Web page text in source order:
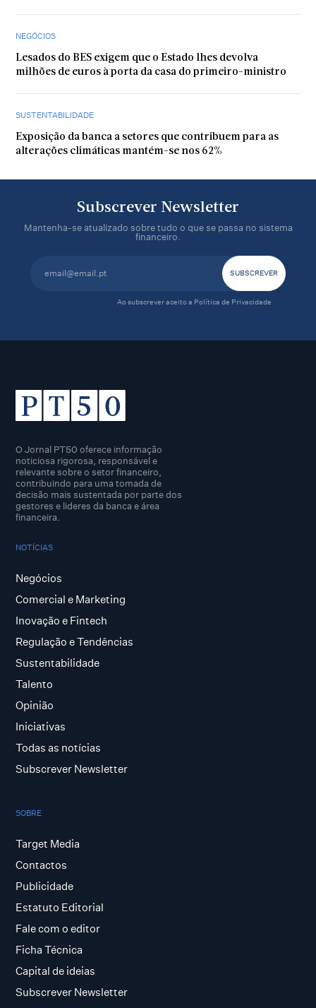
NEGÓCIOS
Lesados do BES exigem que o Estado lhes devolva
milhões de euros à porta da casa do primeiro-ministro
SUSTENTABILIDADE
Exposição da banca a setores que contribuem para as
alterações climáticas mantém-se nos 62%
Subscrever Newsletter
Mantenha-se atualizado sobre tudo o que se passa no sistema
financeiro.
Ao subscrever aceito a Política de Privacidade
O Jornal PT50 oferece informação
noticiosa rigorosa, responsável e
relevante sobre o setor financeiro,
contribuindo para uma tomada de
decisão mais sustentada por parte dos
gestores e lideres da banca e área
financeira.
NOTÍCIAS
Negócios
Comercial e Marketing
Inovação e Fintech
Regulação e Tendências
Sustentabilidade
Talento
Opinião
Iniciativas
Todas as notícias
Subscrever Newsletter
SOBRE
Target Media
Contactos
Publicidade
Estatuto Editorial
Fale com o editor
Ficha Técnica
Capital de ideias
Subscrever Newsletter